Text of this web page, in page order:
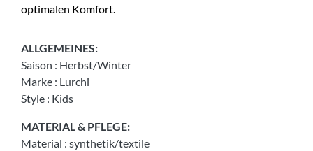
optimalen Komfort.
ALLGEMEINES:
Saison : Herbst/Winter
Marke : Lurchi
Style : Kids
MATERIAL & PFLEGE:
Material : synthetik/textile